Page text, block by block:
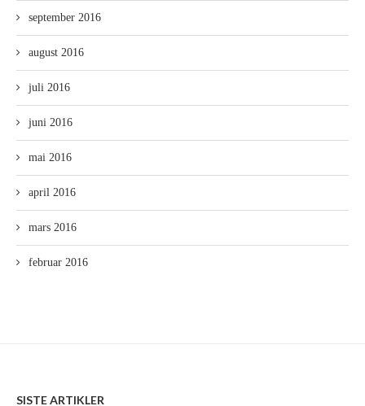
september 2016
august 2016
juli 2016
juni 2016
mai 2016
april 2016
mars 2016
februar 2016
SISTE ARTIKLER